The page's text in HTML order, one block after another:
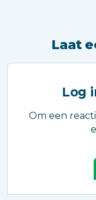
Laat
Log
Om een